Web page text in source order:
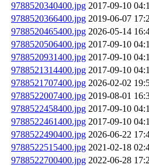
9788520340400.jpg 2017-09-10
9788520366400.jpg 2019-06-07
9788520465400.jpg 2026-05-14
9788520506400.jpg 2017-09-10
9788520931400.jpg 2017-09-10
9788521314400.jpg 2017-09-10
9788521707400.jpg 2026-02-02
9788522007400.jpg 2019-08-01
9788522458400.jpg 2017-09-10
9788522461400.jpg 2017-09-10
9788522490400.jpg 2026-06-22
9788522515400.jpg 2021-02-18
9788522700400.jpg 2022-06-28